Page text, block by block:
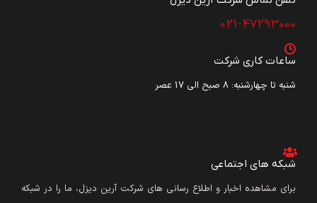
021-47293000
ساعات کاری شرکت
شنبه تا چهارشنبه: ۸ صبح الی 17 عصر
شبکه های اجتماعی
برای مشاهده اخبار و اطلاع رسانی های شرکت آرین دیزل، ما را در شبکه